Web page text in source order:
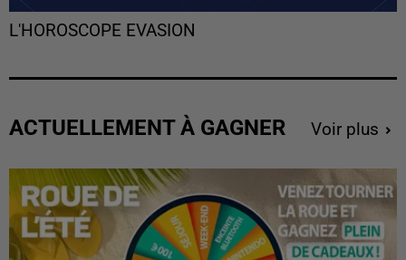
L'HOROSCOPE EVASION
ACTUELLEMENT À GAGNER Voir plus